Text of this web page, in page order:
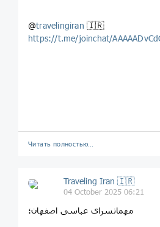
@travelingiran 🇮🇷
https://t.me/joinchat/
Читать полностью…
Traveling Iran 🇮🇷
04 October 2025 06:21
مهمانسرای عباسی اصفهان؛